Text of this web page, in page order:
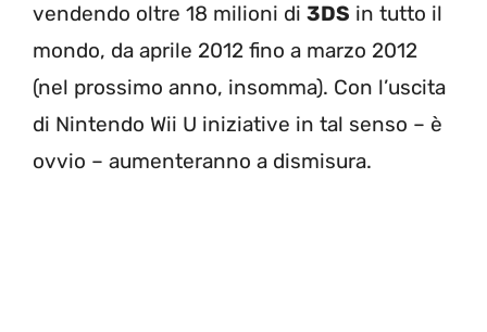
vendendo oltre 18 milioni di 3DS in tutto il
mondo, da aprile 2012 fino a marzo 2012
(nel prossimo anno, insomma). Con l’uscita
di Nintendo Wii U iniziative in tal senso – è
ovvio – aumenteranno a dismisura.